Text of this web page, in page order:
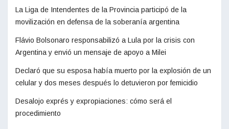
La Liga de Intendentes de la Provincia participó de la
movilización en defensa de la soberanía argentina
Flávio Bolsonaro responsabilizó a Lula por la crisis con
Argentina y envió un mensaje de apoyo a Milei
Declaró que su esposa había muerto por la explosión de un
celular y dos meses después lo detuvieron por femicidio
Desalojo exprés y expropiaciones: cómo será el
procedimiento